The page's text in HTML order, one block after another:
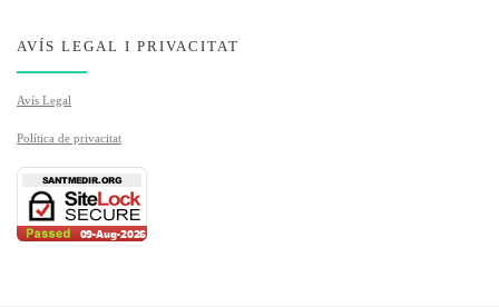
AVÍS LEGAL I PRIVACITAT
Avís Legal
Política de privacitat